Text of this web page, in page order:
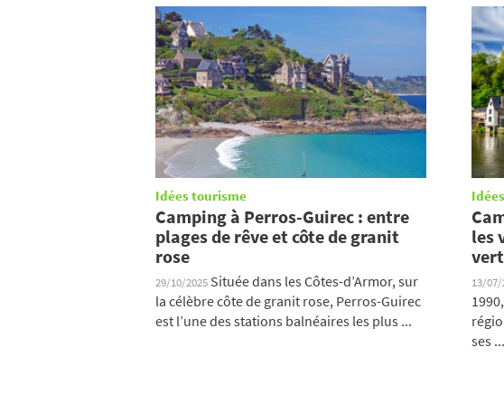
Idées tourisme
Camping à Perros-Guirec : entre
plages de rêve et côte de granit
rose
29/10/2025 Située dans les Côtes-d’Armor, sur
la célèbre côte de granit rose, Perros-Guirec
est l’une des stations balnéaires les plus ...
les
13/07/
ses ...